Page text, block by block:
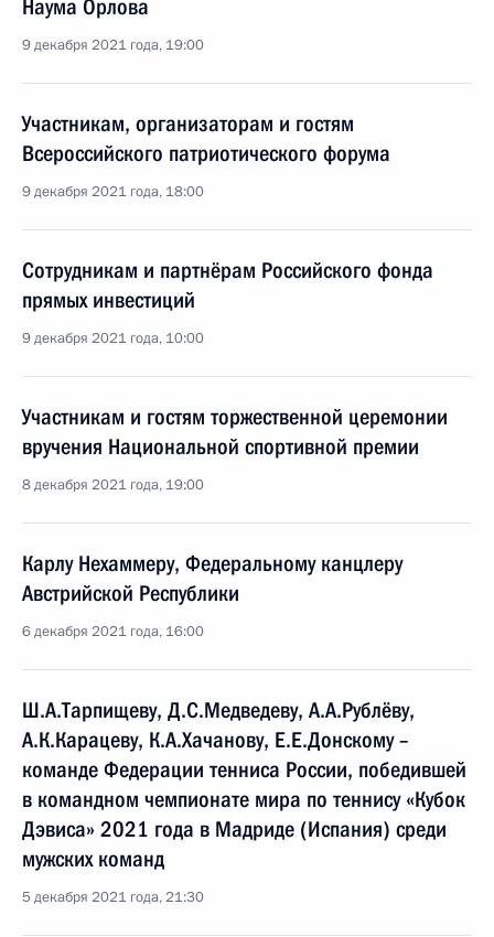
Наума Орлова
9 декабря 2021 года, 19:00
Участникам, организаторам и гостям
Всероссийского патриотического форума
9 декабря 2021 года, 18:00
Сотрудникам и партнёрам Российского фонда
прямых инвестиций
9 декабря 2021 года, 10:00
Участникам и гостям торжественной церемонии
вручения Национальной спортивной премии
8 декабря 2021 года, 19:00
Карлу Нехаммеру, Федеральному канцлеру
Австрийской Республики
6 декабря 2021 года, 16:00
Ш.А.Тарпищеву, Д.С.Медведеву, А.А.Рублёву,
А.К.Карацеву, К.А.Хачанову, Е.Е.Донскому –
команде Федерации тенниса России, победившей
в командном чемпионате мира по теннису «Кубок
Дэвиса» 2021 года в Мадриде (Испания) среди
мужских команд
5 декабря 2021 года, 21:30